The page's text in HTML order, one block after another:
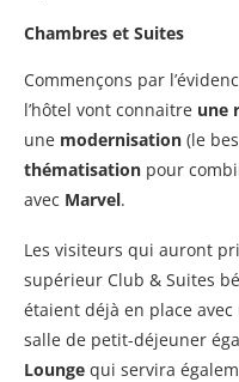
Chambres et Suites
Commençons par
l’hôtel vont connaitre une
une modernisation (le
thématisation pour
avec Marvel.
Les visiteurs qui auront
supérieur Club & Suites
étaient déjà en place
salle de petit-déjeuner
Lounge qui servira